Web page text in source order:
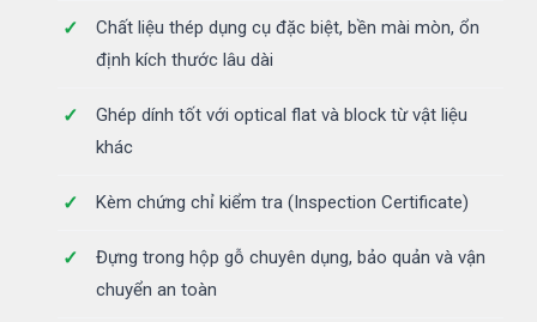
Chất liệu thép dụng cụ đặc biệt, bền mài mòn, ổn
định kích thước lâu dài
Ghép dính tốt với optical flat và block từ vật liệu
khác
Kèm chứng chỉ kiểm tra (Inspection Certificate)
Đựng trong hộp gỗ chuyên dụng, bảo quản và vận
chuyển an toàn